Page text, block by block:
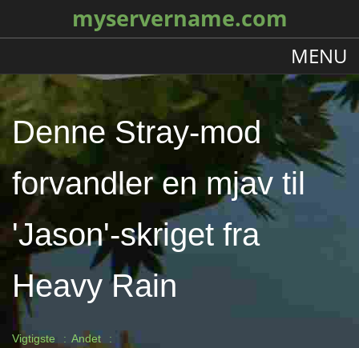
myservername.com
MENU
Denne Stray-mod
forvandler en mjav til
'Jason'-skriget fra
Heavy Rain
Vigtigste
Andet